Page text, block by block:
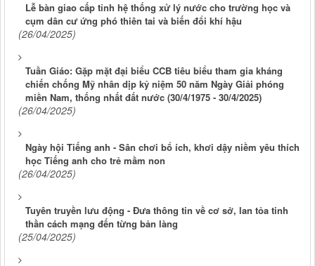
Lễ bàn giao cấp tỉnh hệ thống xử lý nước cho trường học và
cụm dân cư ứng phó thiên tai và biến đổi khí hậu
(26/04/2025)
Tuần Giáo: Gặp mặt đại biểu CCB tiêu biểu tham gia kháng
chiến chống Mỹ nhân dịp kỷ niệm 50 năm Ngày Giải phóng
miền Nam, thống nhất đất nước (30/4/1975 - 30/4/2025)
(26/04/2025)
Ngày hội Tiếng anh - Sân chơi bổ ích, khơi dậy niềm yêu thích
học Tiếng anh cho trẻ mầm non
(26/04/2025)
Tuyên truyền lưu động - Đưa thông tin về cơ sở, lan tỏa tinh
thần cách mạng đến từng bản làng
(25/04/2025)